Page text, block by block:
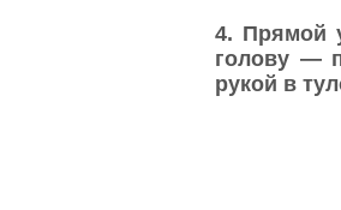
4. Прямой
голову —
рукой в